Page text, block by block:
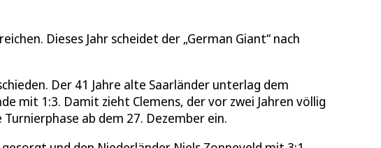
Dieses Jahr scheidet der „German Giant“ nach
Der 41 Jahre alte Saarländer unterlag dem
mit 1:3. Damit zieht Clemens, der vor zwei Jahren völlig
ab dem 27. Dezember ein.